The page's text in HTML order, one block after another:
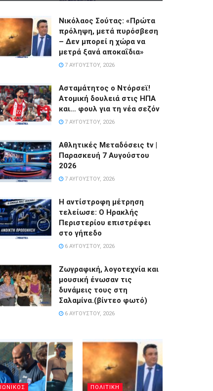
Νικόλαος Σούτας: «Πρώτα
πρόληψη, μετά πυρόσβεση
– Δεν μπορεί η χώρα να
μετρά ξανά αποκαΐδια»
7 ΑΥΓΟΎΣΤΟΥ, 2026
Ασταμάτητος ο Ντόρσεϊ!
Ατομική δουλειά στις ΗΠΑ
και… φουλ για τη νέα σεζόν
7 ΑΥΓΟΎΣΤΟΥ, 2026
Αθλητικές Μεταδόσεις tv |
Παρασκευή 7 Αυγούστου
2026
7 ΑΥΓΟΎΣΤΟΥ, 2026
Η αντίστροφη μέτρηση
τελείωσε: Ο Ηρακλής
Περιστερίου επιστρέφει
στο γήπεδο
6 ΑΥΓΟΎΣΤΟΥ, 2026
Ζωγραφική, λογοτεχνία και
μουσική ένωσαν τις
δυνάμεις τους στη
Σαλαμίνα.(βίντεο φωτό)
6 ΑΥΓΟΎΣΤΟΥ, 2026
ΙΩΝΙΚΟΣ ΠΟΛΙΤΙΚΗ